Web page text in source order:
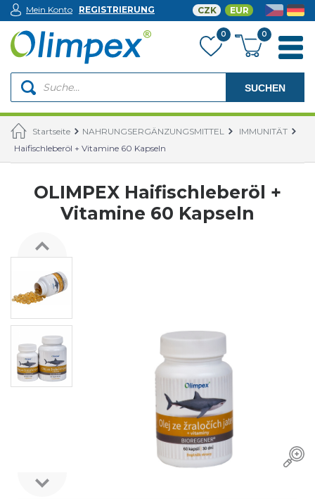
SUCHEN
Mein Konto REGISTRIERUNG
0
CZK EUR
0
Startseite NAHRUNGSERGÄNZUNGSMITTEL
IMMUNITÄT
Haifischleberöl + Vitamine 60 Kapseln
OLIMPEX Haifischleberöl +
Vitamine 60 Kapseln